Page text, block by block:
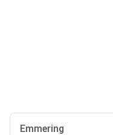
Emmering